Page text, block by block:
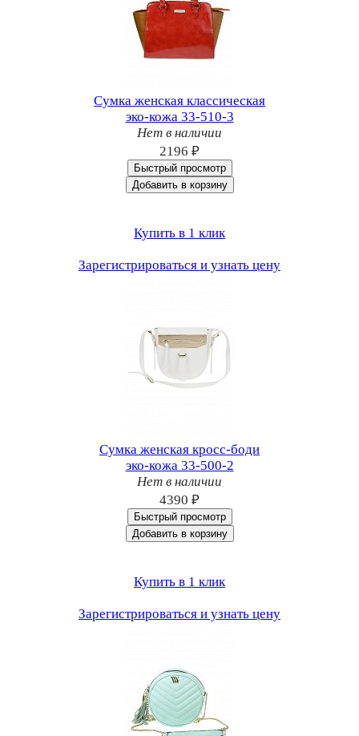
Сумка женская классическая
эко-кожа 33-510-3
Нет в наличии
2196 ₽
Быстрый просмотр
Добавить в корзину
Купить в 1 клик
Зарегистрироваться и узнать цену
Сумка женская кросс-боди
эко-кожа 33-500-2
Нет в наличии
4390 ₽
Быстрый просмотр
Добавить в корзину
Купить в 1 клик
Зарегистрироваться и узнать цену